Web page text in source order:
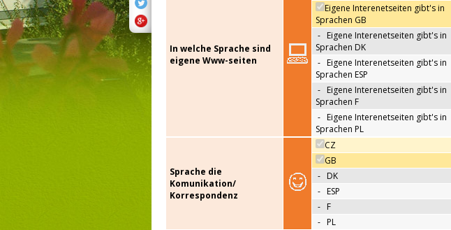
In welche Sprache sind
eigene Www-seiten
Eigene Interenetseiten gibt's in
Sprachen GB
- Eigene Interenetseiten gibt's in
Sprachen DK
- Eigene Interenetseiten gibt's in
Sprachen ESP
- Eigene Interenetseiten gibt's in
Sprachen F
- Eigene Interenetseiten gibt's in
Sprachen PL
Sprache die
Komunikation/
Korrespondenz
CZ
GB
- DK
- ESP
- F
- PL